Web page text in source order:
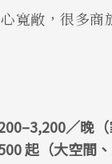
寬敞，很多
／晚（
起（大空間、